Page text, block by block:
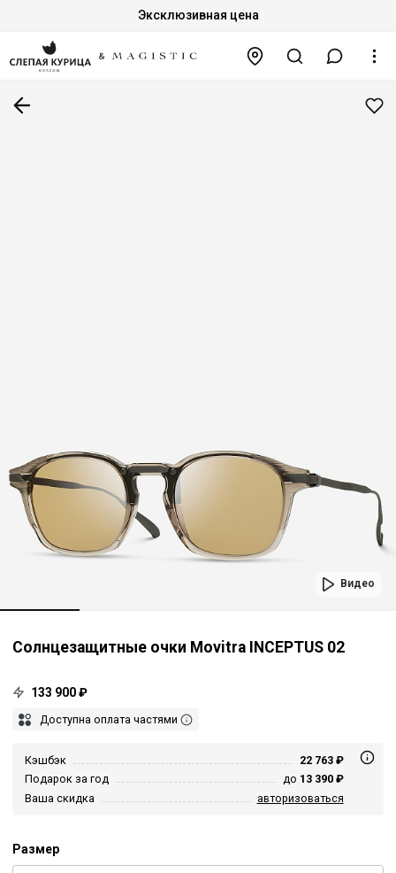
Эксклюзивная цена
Видео
Солнцезащитные очки Movitra INCEPTUS 02
133 900 ₽
Доступна оплата частями
Кэшбэк
22 763 ₽
Подарок за год
до 13 390 ₽
Ваша скидка
авторизоваться
Размер